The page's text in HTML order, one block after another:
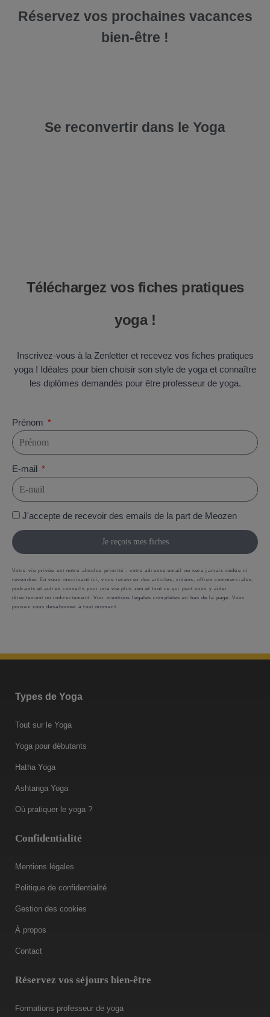
Réservez vos prochaines vacances
bien-être !
Se reconvertir dans le Yoga
Téléchargez vos fiches pratiques
yoga !
Inscrivez-vous à la Zenletter et recevez vos fiches pratiques
yoga ! Idéales pour bien choisir son style de yoga et connaître
les diplômes demandés pour être professeur de yoga.
Prénom
E-mail
J'accepte de recevoir des emails de la part de Meozen
Je reçois mes fiches
Votre vie privée est notre absolue priorité : votre adresse email ne sera jamais cédée ni
revendue. En vous inscrivant ici, vous recevrez des articles, vidéos, offres commerciales,
podcasts et autres conseils pour une vie plus zen et tout ce qui peut vous y aider
directement ou indirectement. Voir mentions légales complètes en bas de la page. Vous
pouvez vous désabonner à tout moment.
Types de Yoga
Tout sur le Yoga
Yoga pour débutants
Hatha Yoga
Ashtanga Yoga
Où pratiquer le yoga ?
Confidentialité
Mentions légales
Politique de confidentialité
Gestion des cookies
À propos
Contact
Réservez vos séjours bien-être
Formations professeur de yoga